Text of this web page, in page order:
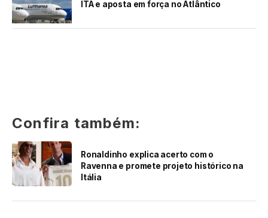
ITA e aposta em força no Atlântico
Confira também:
Ronaldinho explica acerto com o
Ravenna e promete projeto histórico na
Itália